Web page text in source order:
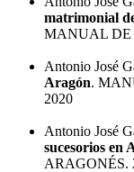
matrimonial
MANUAL DE
Antonio José
Aragón.
2020
Antonio José
sucesorios en
ARAGONÉS.